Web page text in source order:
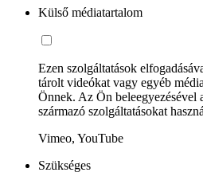
Külső médiatartalom
Ezen szolgáltatások
tárolt videókat vagy egyéb
Önnek. Az Ön beleegyezésével
származó szolgáltatásokat
Vimeo, YouTube
Szükséges